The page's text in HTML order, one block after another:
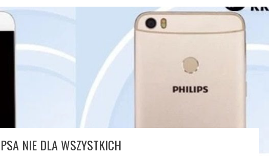
NIE DLA WSZYSTKICH